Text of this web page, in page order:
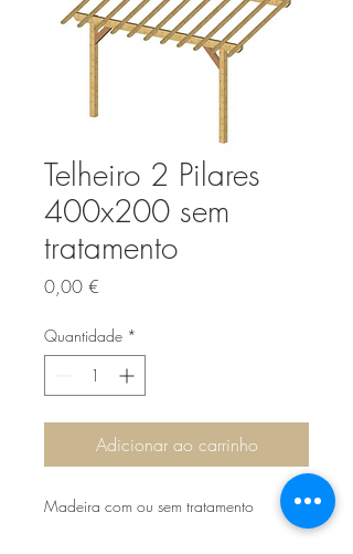
Telheiro 2 Pilares
400x200 sem
tratamento
0,00 €
Quantidade *
Adicionar ao carrinho
Madeira com ou sem tratamento